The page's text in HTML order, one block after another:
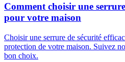
Comment choisir une
pour votre maison
Choisir une serrure de sécurité
protection de votre maison. Suivez
bon choix.